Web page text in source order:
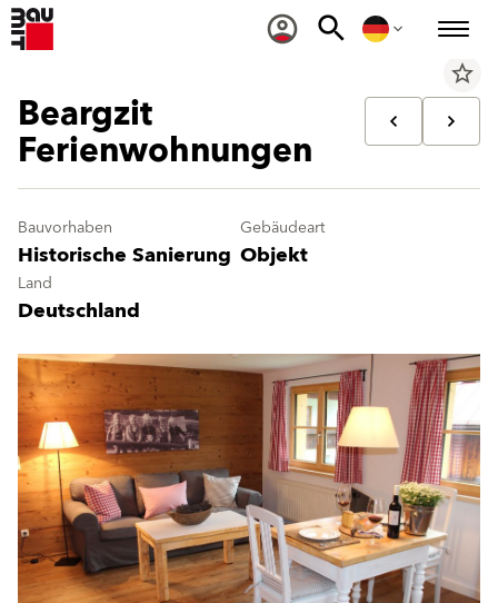
star_border
Beargzit
Ferienwohnungen
Bauvorhaben
Historische Sanierung
Gebäudeart
Objekt
Land
Deutschland